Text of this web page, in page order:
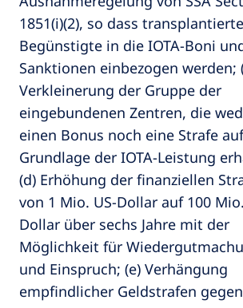
1851(i)(2), so dass
Begünstigte in die IOTA-Boni
Sanktionen einbezogen werden;
Verkleinerung der Gruppe der
eingebundenen Zentren, die
einen Bonus noch eine Strafe auf
Grundlage der IOTA-Leistung
(d) Erhöhung der finanziellen
von 1 Mio. US-Dollar auf 100
Dollar über sechs Jahre mit der
Möglichkeit für
und Einspruch; (e) Verhängung
empfindlicher Geldstrafen gegen